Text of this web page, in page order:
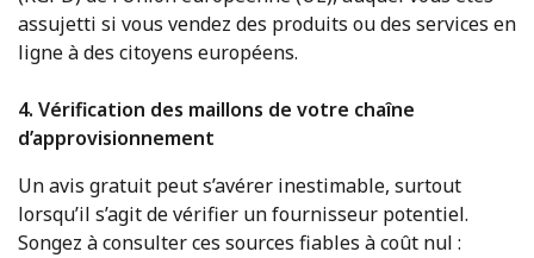
assujetti si vous vendez des produits ou des services en
ligne à des citoyens européens.
4. Vérification des maillons de votre chaîne
d’approvisionnement
Un avis gratuit peut s’avérer inestimable, surtout
lorsqu’il s’agit de vérifier un fournisseur potentiel.
Songez à consulter ces sources fiables à coût nul :